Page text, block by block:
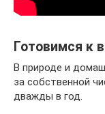
Готовимся к
В природе и
за собственной
дважды в год.